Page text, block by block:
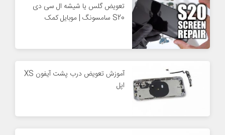
تعویض گلس یا شیشه ال سی دی
S20 سامسونگ | موبایل کمک
آموزش تعویض درب پشت آیفون XS
اپل